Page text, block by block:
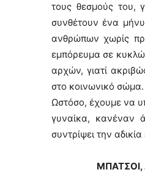
τους θεσμούς του,
συνθέτουν ένα
ανθρώπων χωρίς
εμπόρευμα σε
αρχών, γιατί
στο κοινωνικό σώμα.
Ωστόσο, έχουμε να
γυναίκα, κανέναν
συντρίψει την
ΜΠΑΤΣΟΙ,